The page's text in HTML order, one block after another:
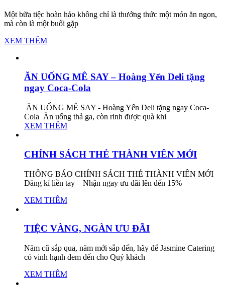
Một bữa tiệc hoàn hảo không chỉ là thưởng thức một món ăn ngon,
mà còn là một buổi gặp
XEM THÊM
ĂN UỐNG MÊ SAY – Hoàng Yến Deli tặng
ngay Coca-Cola
ĂN UỐNG MÊ SAY - Hoàng Yến Deli tặng ngay Coca-
Cola Ăn uống thả ga, còn rinh được quà khi
XEM THÊM
CHÍNH SÁCH THẺ THÀNH VIÊN MỚI
THÔNG BÁO CHÍNH SÁCH THẺ THÀNH VIÊN MỚI
Đăng kí liền tay – Nhận ngay ưu đãi lên đến 15%
XEM THÊM
TIỆC VÀNG, NGÀN ƯU ĐÃI
Năm cũ sắp qua, năm mới sắp đến, hãy để Jasmine Catering
có vinh hạnh đem đến cho Quý khách
XEM THÊM